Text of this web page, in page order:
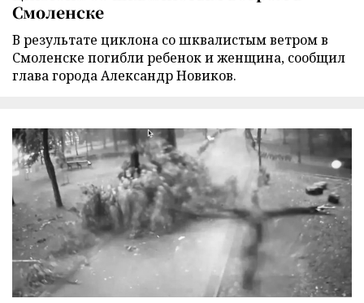
Смоленске
В результате циклона со шквалистым ветром в
Смоленске погибли ребенок и женщина, сообщил
глава города Александр Новиков.